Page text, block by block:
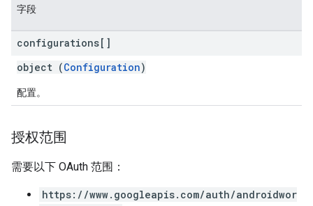
字段
configurations[]
object (Configuration)
配置。
授权范围
需要以下 OAuth 范围：
https://www.googleapis.com/auth/androidwor